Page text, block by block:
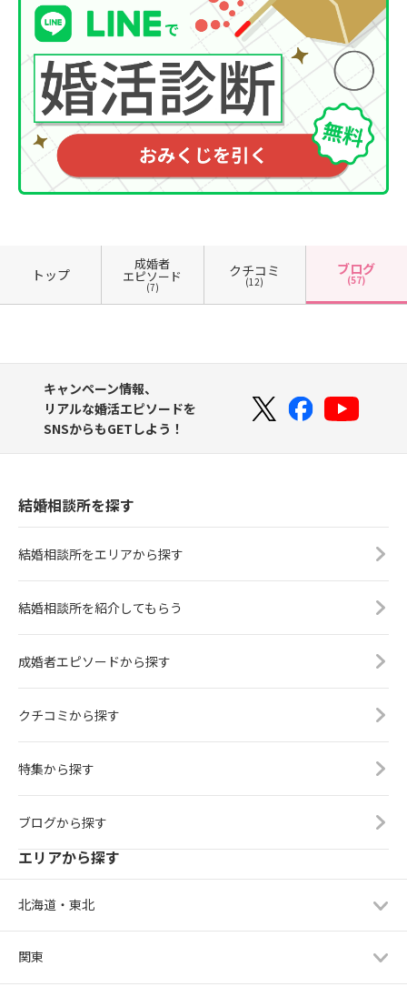
トップ
成婚者
エピソード
(7)
クチコミ
(12)
ブログ
(57)
キャンペーン情報、
リアルな婚活エピソードを
SNSからもGETしよう！
結婚相談所を探す
結婚相談所をエリアから探す
結婚相談所を紹介してもらう
成婚者エピソードから探す
クチコミから探す
特集から探す
ブログから探す
エリアから探す
北海道・東北
関東